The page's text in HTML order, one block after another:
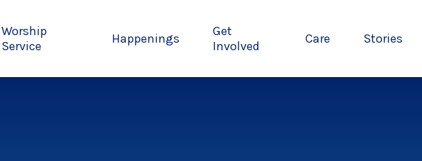
Worship
Service
Happenings
Get
Involved
Care Stories